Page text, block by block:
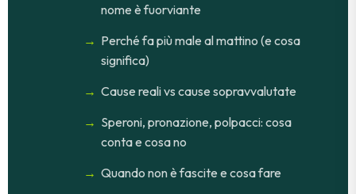
nome è fuorviante
Perché fa più male al mattino (e cosa
significa)
Cause reali vs cause sopravvalutate
Speroni, pronazione, polpacci: cosa
conta e cosa no
Quando non è fascite e cosa fare